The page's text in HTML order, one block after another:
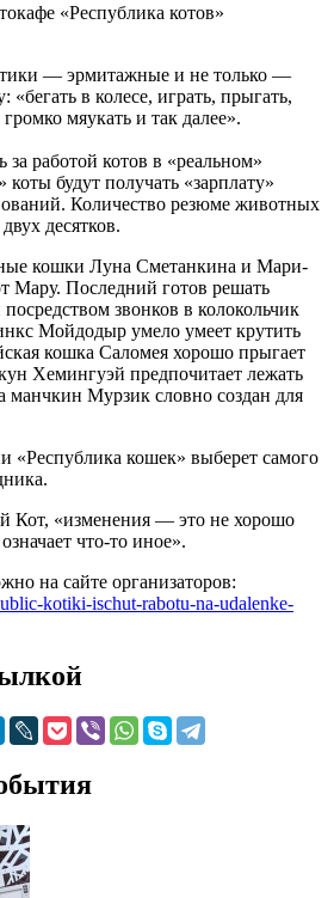
«Республика котов»
— эрмитажные и не только —
«бегать в колесе, играть, прыгать,
мяукать и так далее».
работой котов в «реальном»
будут получать «зарплату»
Количество резюме животных
десятков.
кошки Луна Сметанкина и Мари-
Мару. Последний готов решать
звонков в колокольчик
Мойдодыр умело умеет крутить
кошка Саломея хорошо прыгает
Хемингуэй предпочитает лежать
манчкин Мурзик словно создан для
«Республика кошек» выберет самого
Кот, «изменения — это не хорошо
что-то иное».
на сайте организаторов:
kotiki-ischut-rabotu-na-udalenke-